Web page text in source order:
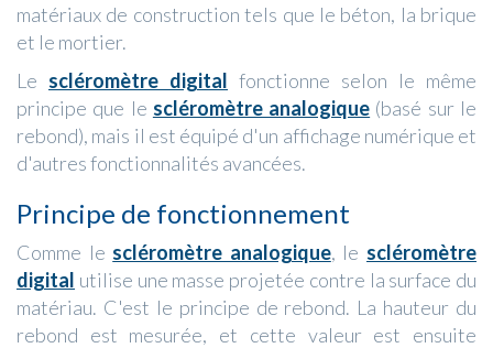
matériaux de construction tels que le béton, la brique
et le mortier.
Le scléromètre digital fonctionne selon le même
principe que le scléromètre analogique (basé sur le
rebond), mais il est équipé d'un affichage numérique et
d'autres fonctionnalités avancées.
Principe de fonctionnement
Comme le scléromètre analogique, le scléromètre
digital utilise une masse projetée contre la surface du
matériau. C'est le principe de rebond. La hauteur du
rebond est mesurée, et cette valeur est ensuite